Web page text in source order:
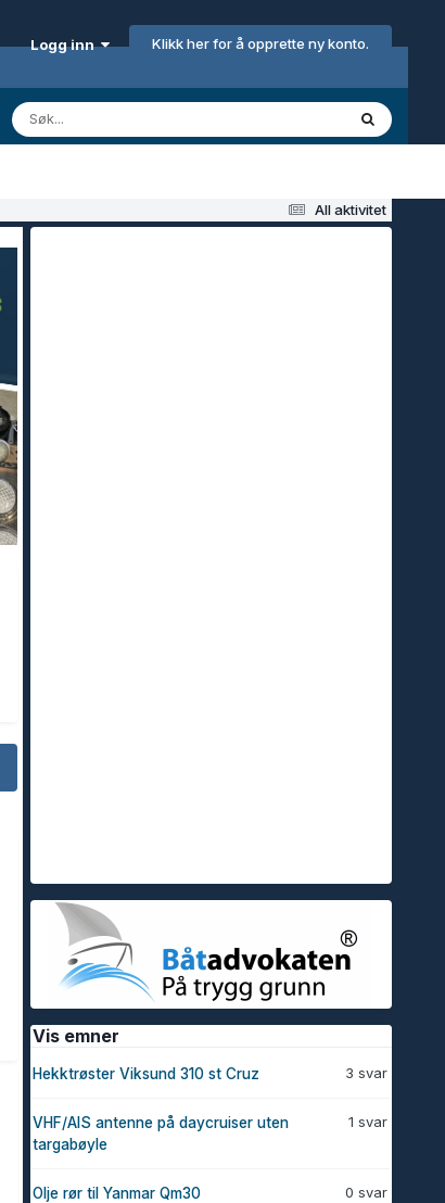
Logg inn Klikk her for å opprette ny konto.
All aktivitet
Vis emner
3 svar
Hekktrøster Viksund 310 st Cruz
1 svar
VHF/AIS antenne på daycruiser uten
targabøyle
0 svar
Olje rør til Yanmar Qm30